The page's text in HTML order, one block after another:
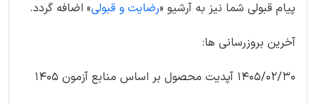
پیام قبولی شما نیز به آرشیو «رضایت و قبولی» اضافه گردد.
آخرین بروزرسانی ها:
1405/02/30 آپدیت محصول بر اساس منابع آزمون 1405